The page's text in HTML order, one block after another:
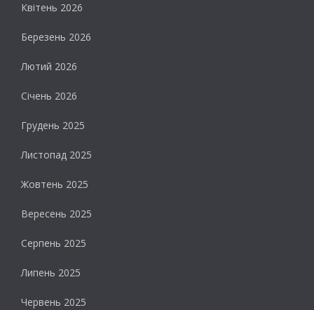
Квітень 2026
Березень 2026
Лютий 2026
Січень 2026
Грудень 2025
Листопад 2025
Жовтень 2025
Вересень 2025
Серпень 2025
Липень 2025
Червень 2025